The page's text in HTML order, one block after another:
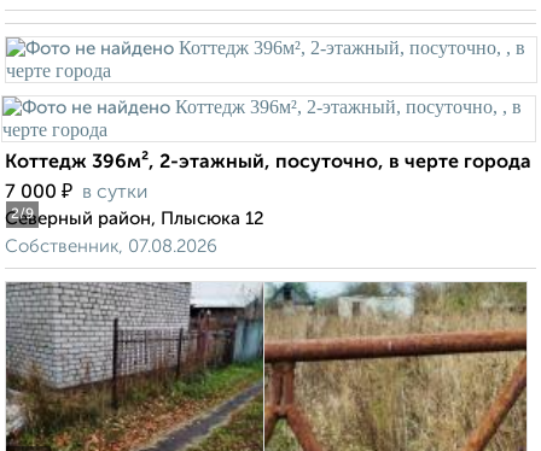
2/9
Коттедж 396м², 2-этажный, посуточно, в черте города
7 000 ₽ в сутки
Северный район, Плысюка 12
Собственник, 07.08.2026